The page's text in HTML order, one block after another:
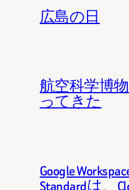
広島の日
航空科学博
ってきた
Google